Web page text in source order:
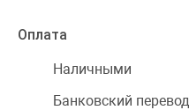
Оплата
Наличными
Банковский перевод